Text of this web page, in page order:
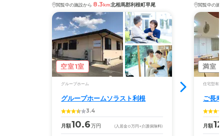
閲覧中の施設から 8.3km北相馬郡利根町早尾
空室1室
グループホーム
グループホームソラスト利根
3.4
月額10.6万円 (入居金0万円 +介護保険料)
閲覧中の施
満室
住宅型有料
ご長
月額